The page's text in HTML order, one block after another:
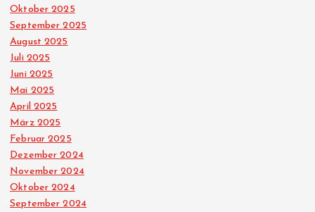
Oktober 2025
September 2025
August 2025
Juli 2025
Juni 2025
Mai 2025
April 2025
März 2025
Februar 2025
Dezember 2024
November 2024
Oktober 2024
September 2024